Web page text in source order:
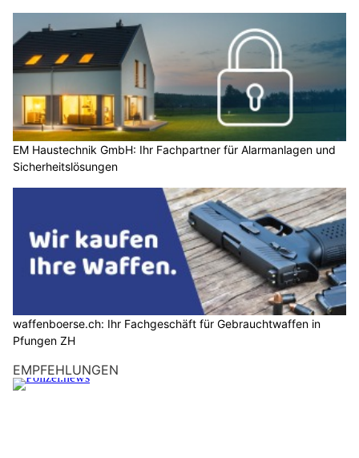
EM Haustechnik GmbH: Ihr Fachpartner für Alarmanlagen und
Sicherheitslösungen
waffenboerse.ch: Ihr Fachgeschäft für Gebrauchtwaffen in
Pfungen ZH
EMPFEHLUNGEN